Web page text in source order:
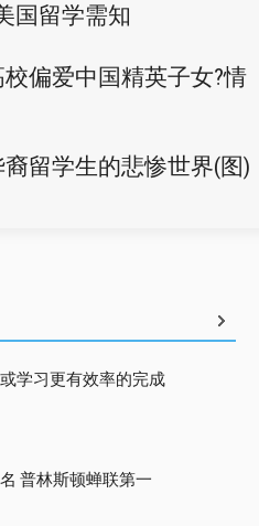
国留学需知
偏爱中国精英子女?情
留学生的悲惨世界(图)
学习更有效率的完成
普林斯顿蝉联第一